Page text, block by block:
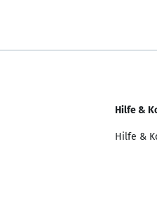
Hilfe &
Hilfe &